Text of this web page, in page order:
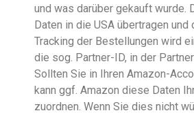
und was darüber gekauft wurde.
Daten in die USA übertragen
Tracking der Bestellungen wird
die sog. Partner-ID, in der
Sollten Sie in Ihren Amazon-
kann ggf. Amazon diese Daten
zuordnen. Wenn Sie dies nicht